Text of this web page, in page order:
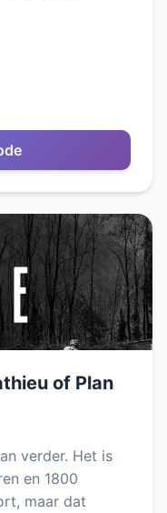
of Plan
verder. Het is
en 1800
maar dat